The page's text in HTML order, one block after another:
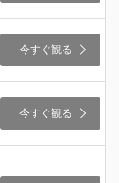
今すぐ観る
今すぐ観る